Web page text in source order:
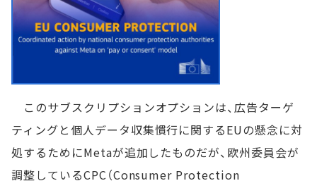
このサブスクリプションオプションは、広告ターゲ
ティングと個人データ収集慣行に関するEUの懸念に対
処するためにMetaが追加したものだが、欧州委員会が
調整しているCPC（Consumer Protection